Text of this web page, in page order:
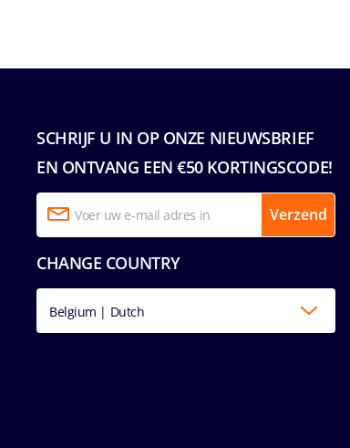
SCHRIJF U IN OP ONZE NIEUWSBRIEF
EN ONTVANG EEN €50 KORTINGSCODE!
Verzend
CHANGE COUNTRY
Belgium | Dutch